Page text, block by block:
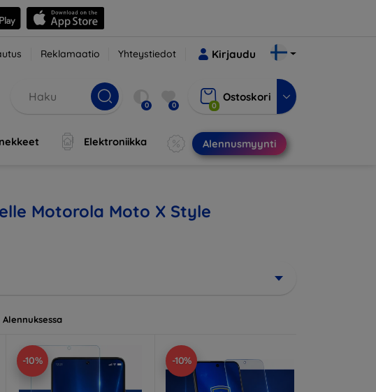
Reklamaatio Yhteystiedot Kirjaudu
0 0 0
Ostoskori
Elektroniikka Alennusmyynti
Motorola Moto X Style
Alennuksessa
-10% -10%